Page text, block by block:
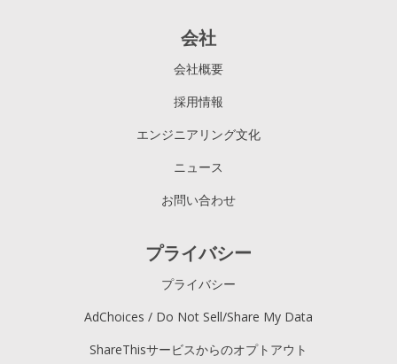
会社
会社概要
採用情報
エンジニアリング文化
ニュース
お問い合わせ
プライバシー
プライバシー
AdChoices / Do Not Sell/Share My Data
ShareThisサービスからのオプトアウト